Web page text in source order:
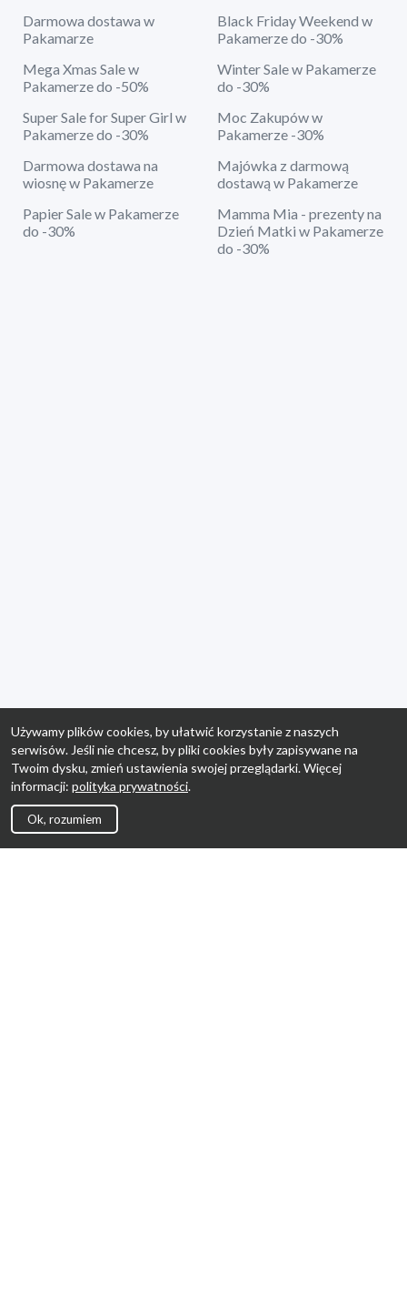
Darmowa dostawa w
Pakamarze
Black Friday Weekend w
Pakamerze do -30%
Mega Xmas Sale w
Pakamerze do -50%
Winter Sale w Pakamerze
do -30%
Super Sale for Super Girl w
Pakamerze do -30%
Moc Zakupów w
Pakamerze -30%
Darmowa dostawa na
wiosnę w Pakamerze
Majówka z darmową
dostawą w Pakamerze
Papier Sale w Pakamerze
do -30%
Mamma Mia - prezenty na
Dzień Matki w Pakamerze
do -30%
Używamy plików cookies, by ułatwić korzystanie z naszych
serwisów. Jeśli nie chcesz, by pliki cookies były zapisywane na
Twoim dysku, zmień ustawienia swojej przeglądarki. Więcej
informacji: polityka prywatności.
Ok, rozumiem